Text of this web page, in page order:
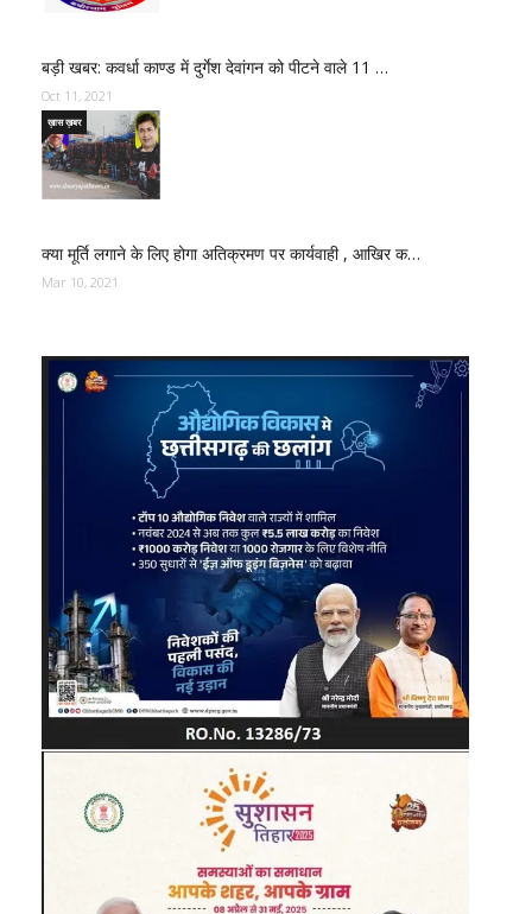
बड़ी खबर: कवर्धा काण्ड में दुर्गेश देवांगन को पीटने वाले 11 …
Oct 11, 2021
क्या मूर्ति लगाने के लिए होगा अतिक्रमण पर कार्यवाही , आखिर क…
ख़ास ख़बर
Mar 10, 2021